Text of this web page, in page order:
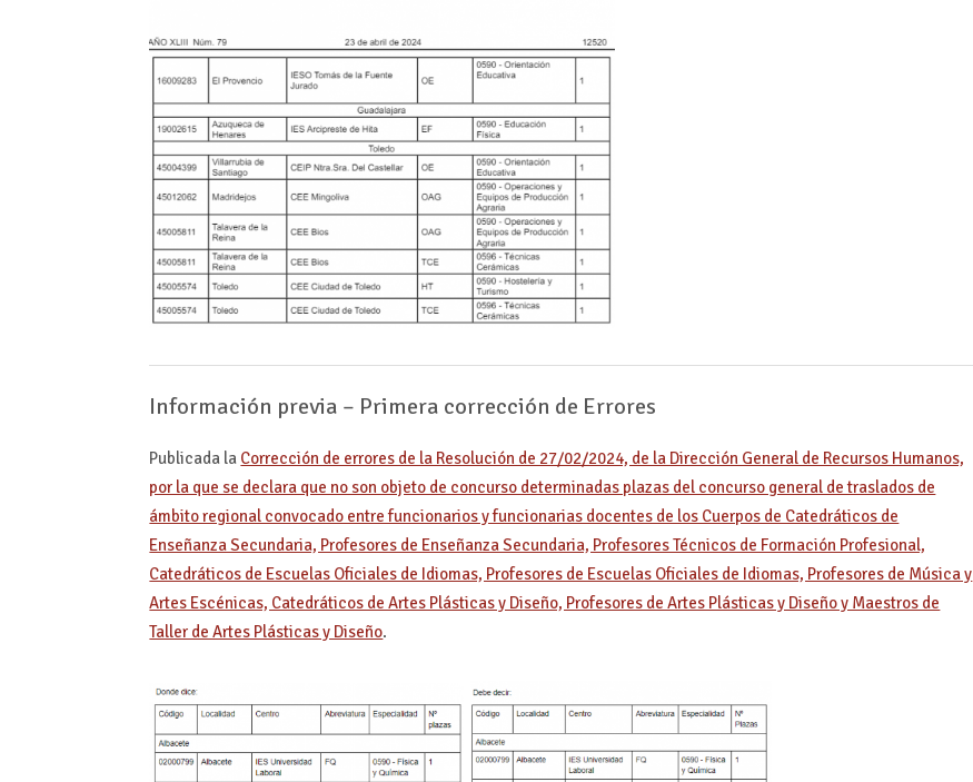
Información previa – Primera corrección de Errores
Publicada la Corrección de errores de la Resolución de 27/02/2024, de la Dirección General de Recursos Humanos,
por la que se declara que no son objeto de concurso determinadas plazas del concurso general de traslados de
ámbito regional convocado entre funcionarios y funcionarias docentes de los Cuerpos de Catedráticos de
Enseñanza Secundaria, Profesores de Enseñanza Secundaria, Profesores Técnicos de Formación Profesional,
Catedráticos de Escuelas Oficiales de Idiomas, Profesores de Escuelas Oficiales de Idiomas, Profesores de Música y
Artes Escénicas, Catedráticos de Artes Plásticas y Diseño, Profesores de Artes Plásticas y Diseño y Maestros de
Taller de Artes Plásticas y Diseño.